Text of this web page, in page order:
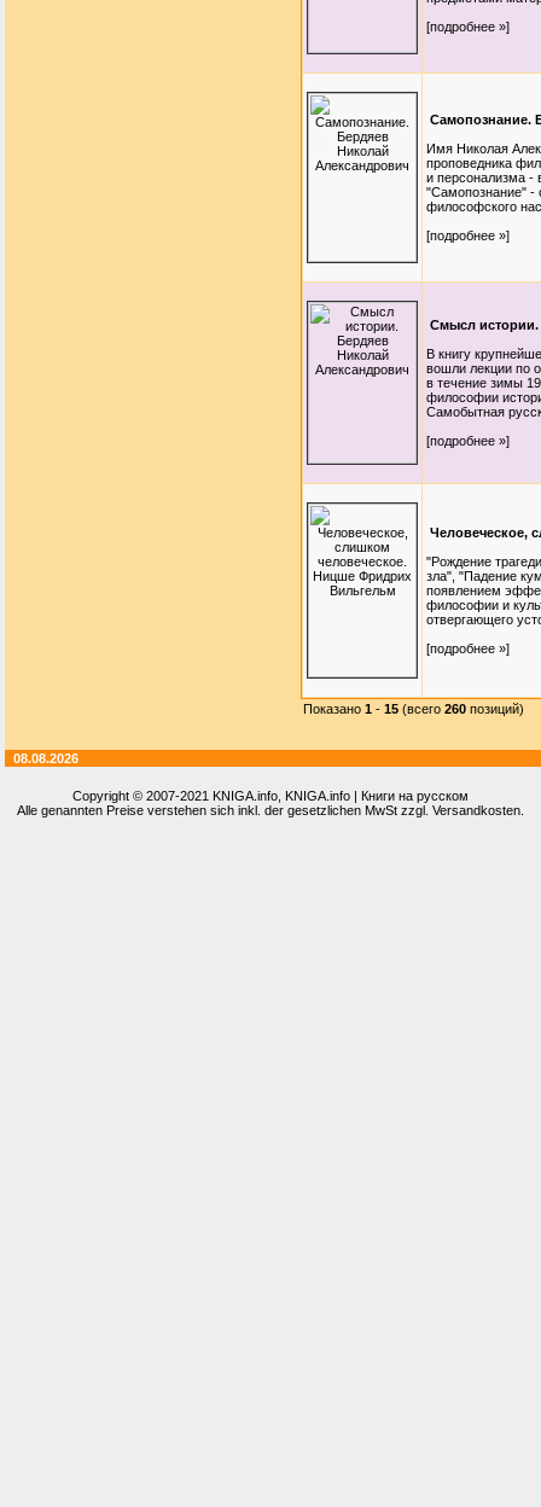
[подробнее »]
Самопознание.
Имя Николая
проповедника
и персонализма -
"Самопознание" -
философского
[подробнее »]
Смысл истории.
В книгу
вошли лекции по
в течение зимы
философии
Самобытная
[подробнее »]
Человеческое,
"Рождение
зла", "Падение
появлением
философии и
отвергающего
[подробнее »]
Показано 1 - 15 (всего 260 позиций)
08.08.2026
Copyright © 2007-2021 KNIGA.info , KNIGA.info | Книги на русском
Alle genannten Preise verstehen sich inkl. der gesetzlichen MwSt zzgl. Versandkosten.